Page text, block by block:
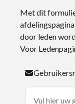
Met dit
door leden
Voor